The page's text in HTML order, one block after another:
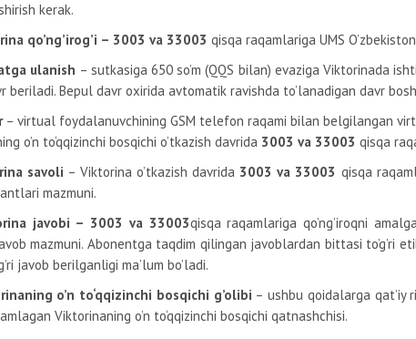
kerak.
qo’ng’irog’i – 3003 va 33003 qisqa raqamlariga UMS
ulanish – sutkasiga 650 so’m(QQS bilan) evaziga Viktorinada
beriladi. Bepul davr oxirida avtomatik ravishda to’lanadigan davr
– virtual foydalanuvchining GSM telefon raqami bilan belgilangan
o’n to‘qqizinchi bosqichi o’tkazish davrida 3003 va 33003 qisqa
savoli – Viktorina o’tkazish davrida 3003 va 33003 qisqa
mazmuni.
javobi – 3003 va 33003qisqa raqamlariga qo’ng’iroqni
mazmuni. Abonentga taqdim qilingan javoblardan bittasi to’g’ri
javob berilganligi ma’lum bo’ladi.
o’n to‘qqizinchi bosqichi g’olibi – ushbu qoidalarga qat’iy
Viktorinaning o’n to‘qqizinchi bosqichi qatnashchisi.